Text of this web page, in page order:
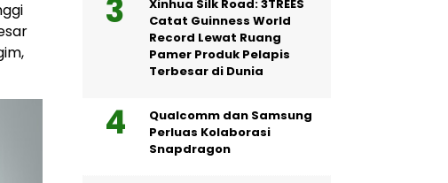
Xinhua Silk Road: 3TREES
Catat Guinness World
Record Lewat Ruang
Pamer Produk Pelapis
Terbesar di Dunia
Qualcomm dan Samsung
Perluas Kolaborasi
Snapdragon